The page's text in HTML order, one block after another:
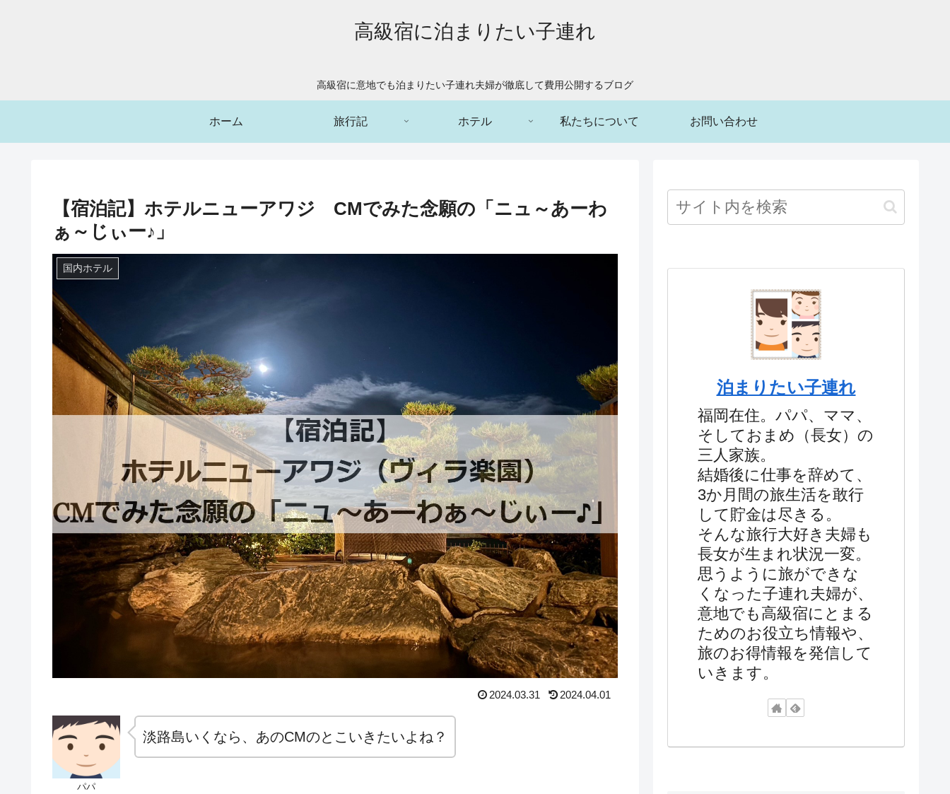
高級宿に泊まりたい子連れ
高級宿に意地でも泊まりたい子連れ夫婦が徹底して費用公開するブログ
ホーム 旅行記 ホテル 私たちについて お問い合わせ
【宿泊記】ホテルニューアワジ CMでみた念願の「ニュ～あーわ
ぁ～じぃー♪」
国内ホテル
2024.03.31 2024.04.01
パパ
淡路島いくなら、あのCMのとこいきたいよね？
泊まりたい子連れ
福岡在住。パパ、ママ、
そしておまめ（長女）の
三人家族。
結婚後に仕事を辞めて、
3か月間の旅生活を敢行
して貯金は尽きる。
そんな旅行大好き夫婦も
長女が生まれ状況一変。
思うように旅ができな
くなった子連れ夫婦が、
意地でも高級宿にとまる
ためのお役立ち情報や、
旅のお得情報を発信して
いきます。